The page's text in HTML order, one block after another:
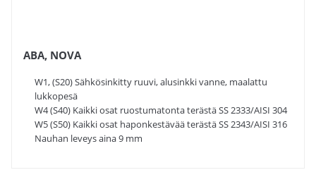
ABA, NOVA
W1, (S20) Sähkösinkitty ruuvi, alusinkki vanne, maalattu
lukkopesä
W4 (S40) Kaikki osat ruostumatonta terästä SS 2333/AISI 304
W5 (S50) Kaikki osat haponkestävää terästä SS 2343/AISI 316
Nauhan leveys aina 9 mm